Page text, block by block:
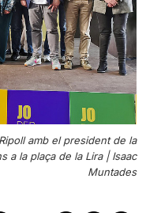
amb el president de la
a la plaça de la Lira |Isaac
Muntades